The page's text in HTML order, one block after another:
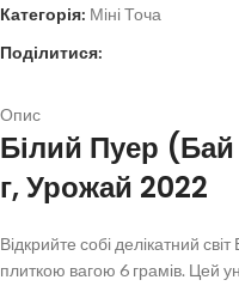
Категорія: Міні Точа
Поділитися:
Опис
Білий Пуер
г, Урожай 2022
Відкрийте собі делікатний
плиткою вагою 6 грамів. Цей